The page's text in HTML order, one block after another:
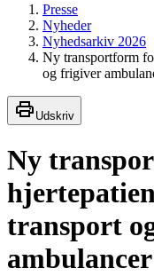
Presse
Nyheder
Nyhedsarkiv 2026
Ny transportform
og frigiver
Udskriv
Ny
transport
ambulancer